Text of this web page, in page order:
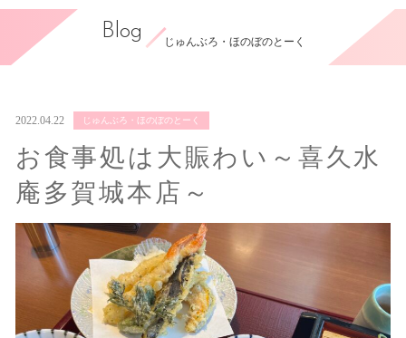
Blog
じゅんぶろ・ほのぼのとーく
2022.04.22 じゅんぶろ・ほのぼのとーく
お食事処は大賑わい～喜久水
庵多賀城本店～